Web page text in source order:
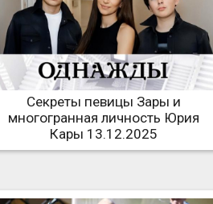
Секреты певицы Зары и
многогранная личность Юрия
Кары 13.12.2025